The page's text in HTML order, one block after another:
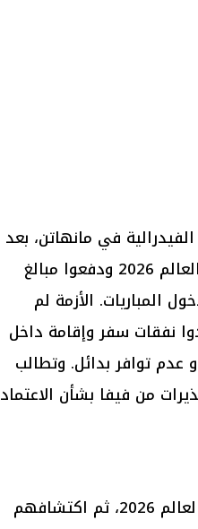
في مانهاتن، بعد
شكاوى من مشجعين قالوا إنهم اشتروا تذاكر كأس العالم 2026 ودفعوا مبالغ
المباريات. الأزمة لم
نفقات سفر وإقامة داخل
عدم توافر بدائل. وتطالب
دولار، وسط تحذيرات من فيفا بشأن الاعتماد
تفجرت الأزمة بعد وصول مشجعين إلى مباريات كأس العالم 2026، ثم اكتشافهم